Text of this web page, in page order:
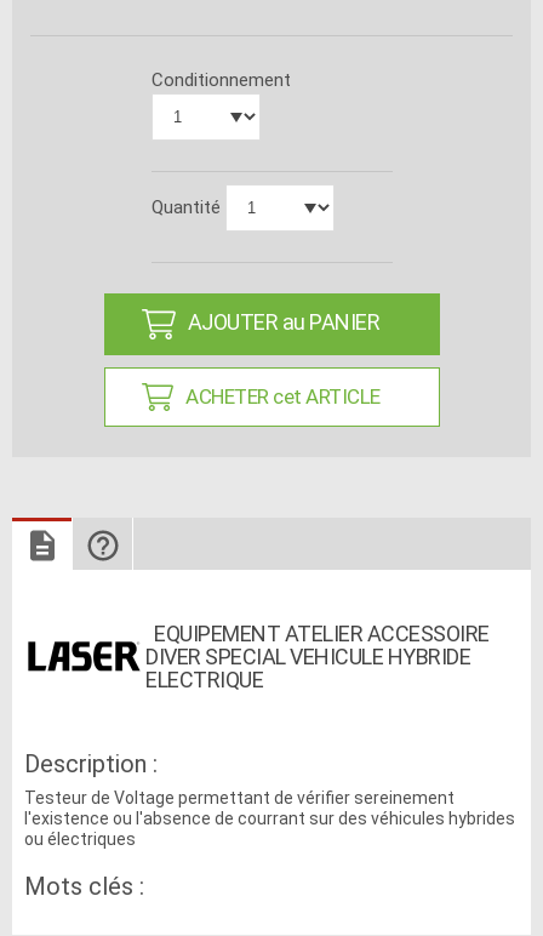
Conditionnement
Quantité
AJOUTER au PANIER
ACHETER cet ARTICLE
EQUIPEMENT ATELIER ACCESSOIRE
DIVER SPECIAL VEHICULE HYBRIDE
ELECTRIQUE
Description :
Testeur de Voltage permettant de vérifier sereinement
l'existence ou l'absence de courrant sur des véhicules hybrides
ou électriques
Mots clés :